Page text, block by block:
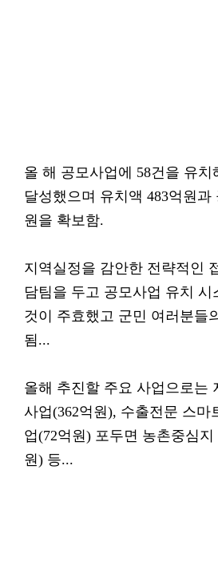
올 해 공모사업에 58건을 유치
달성했으며 유치액 483억원과
원을 확보함.
지역실정을 감안한 전략적인
담팀을 두고 공모사업 유치 시
것이 주효했고 군민 여러분들
됨...
올해 추진할 주요 사업으로는
사업(362억원), 수출전문 스마
업(72억원) 포두면 농촌중심지
원) 등...